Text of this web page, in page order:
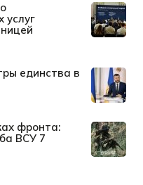
услуг
единства в
фронта:
ВСУ 7